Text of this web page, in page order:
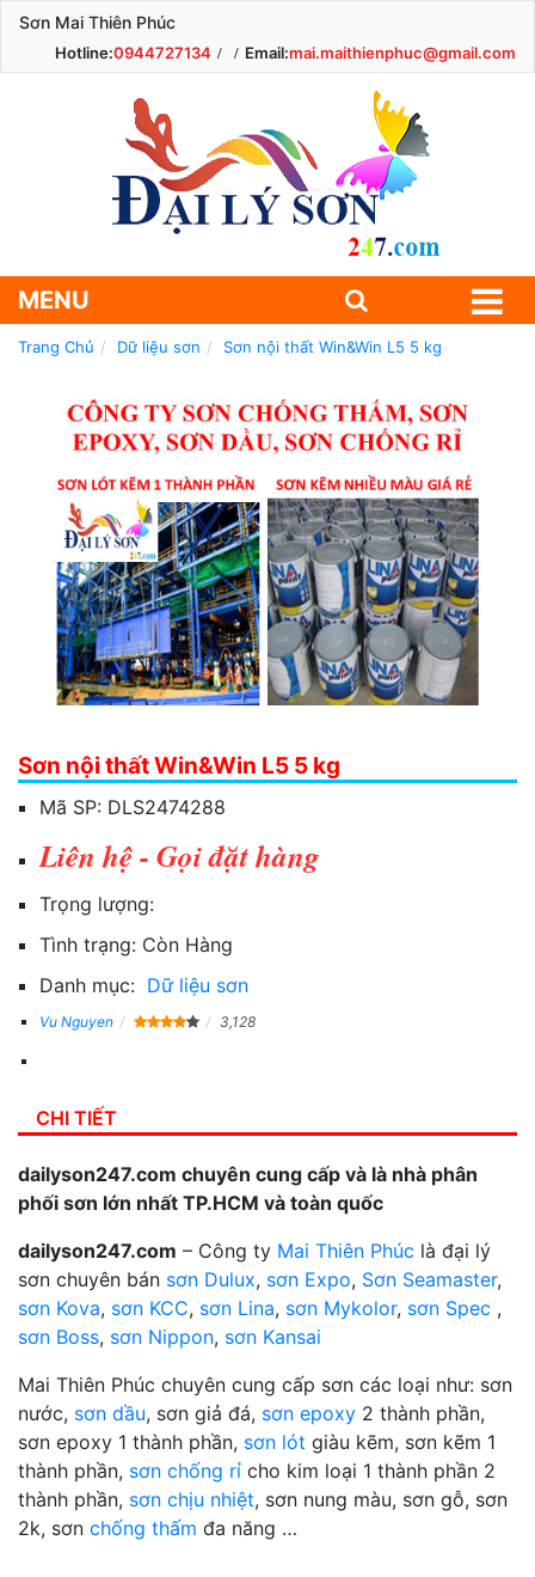
Sơn Mai Thiên Phúc
Hotline:0944727134 Email:mai.maithienphuc@gmail.com
MENU
Trang Chủ Dữ liệu sơn Sơn nội thất Win&Win L5 5 kg
Sơn nội thất Win&Win L5 5 kg
Mã SP: DLS2474288
Liên hệ - Gọi đặt hàng
Trọng lượng:
Tình trạng: Còn Hàng
Danh mục: Dữ liệu sơn
Vu Nguyen 3,128
CHI TIẾT
dailyson247.com chuyên cung cấp và là nhà phân
phối sơn lớn nhất TP.HCM và toàn quốc
dailyson247.com – Công ty Mai Thiên Phúc là đại lý
sơn chuyên bán sơn Dulux, sơn Expo, Sơn Seamaster,
sơn Kova, sơn KCC, sơn Lina, sơn Mykolor, sơn Spec ,
sơn Boss, sơn Nippon, sơn Kansai
Mai Thiên Phúc chuyên cung cấp sơn các loại như: sơn
nước, sơn dầu, sơn giả đá, sơn epoxy 2 thành phần,
sơn epoxy 1 thành phần, sơn lót giàu kẽm, sơn kẽm 1
thành phần, sơn chống rỉ cho kim loại 1 thành phần 2
thành phần, sơn chịu nhiệt, sơn nung màu, sơn gỗ, sơn
2k, sơn chống thấm đa năng …